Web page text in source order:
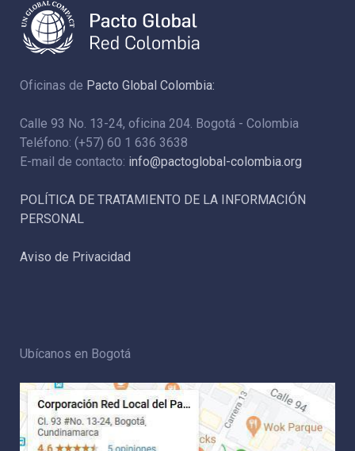
Oficinas de Pacto Global Colombia:
Calle 93 No. 13-24, oficina 204. Bogotá - Colombia
Teléfono: (+57) 60 1 636 3638
E-mail de contacto: info@pactoglobal-colombia.org
POLÍTICA DE TRATAMIENTO DE LA INFORMACIÓN
PERSONAL
Aviso de Privacidad
Ubícanos en Bogotá